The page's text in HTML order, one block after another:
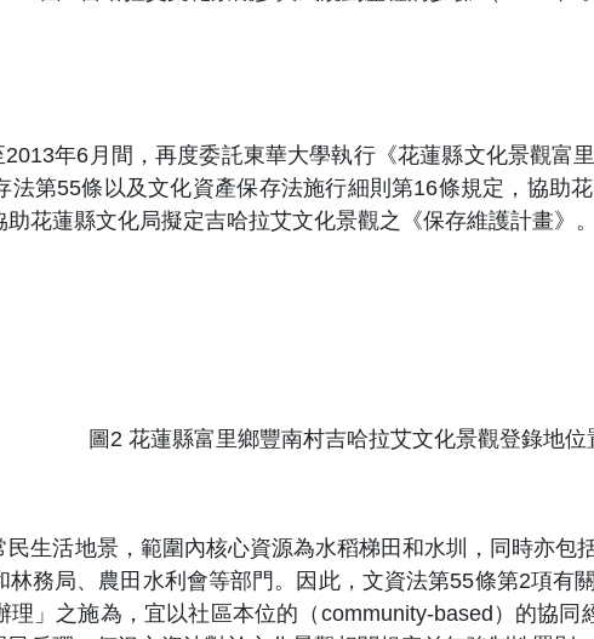
年6月間，再度委託東華大學執行《花蓮縣文化景觀富
法第55條以及文化資產保存法施行細則第16條規定，協助
花蓮縣文化局擬定吉哈拉艾文化景觀之《保存維護計畫》。
圖2 花蓮縣富里鄉豐南村吉哈拉艾文化景觀登錄地位
生活地景，範圍內核心資源為水稻梯田和水圳，同時亦包
務局、農田水利會等部門。因此，文資法第55條第2項有
理」之施為，宜以社區本位的（community-based）的協